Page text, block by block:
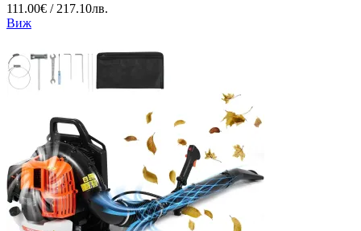
111.00€ / 217.10лв.
Виж